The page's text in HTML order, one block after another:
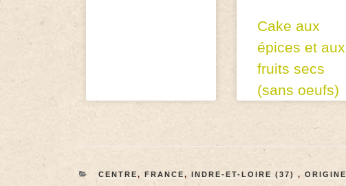
Cake aux
épices et aux
fruits secs
(sans oeufs)
CENTRE, FRANCE, INDRE-ET-LOIRE (37) , ORIGINE